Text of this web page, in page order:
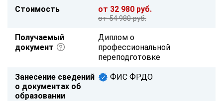
Стоимость от 32 980 руб.
от 54 980 руб.
Получаемый
документ
Диплом о
профессиональной
переподготовке
Занесение сведений
о документах об
образовании
ФИС ФРДО